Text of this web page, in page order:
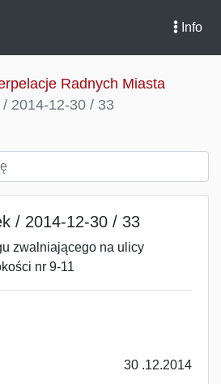
Info
Radnych Miasta
2014-12-30 / 33
/ 2014-12-30 / 33
zwalniającego na ulicy
nr 9-11
30 .12.2014